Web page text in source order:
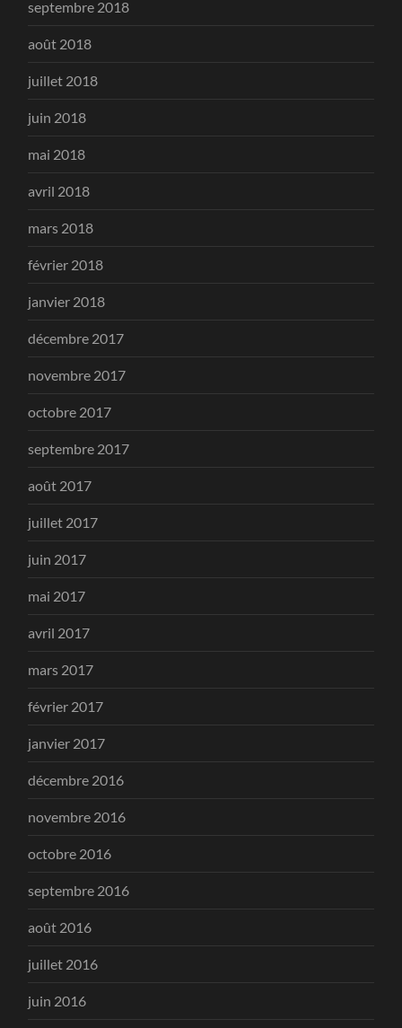
septembre 2018
août 2018
juillet 2018
juin 2018
mai 2018
avril 2018
mars 2018
février 2018
janvier 2018
décembre 2017
novembre 2017
octobre 2017
septembre 2017
août 2017
juillet 2017
juin 2017
mai 2017
avril 2017
mars 2017
février 2017
janvier 2017
décembre 2016
novembre 2016
octobre 2016
septembre 2016
août 2016
juillet 2016
juin 2016